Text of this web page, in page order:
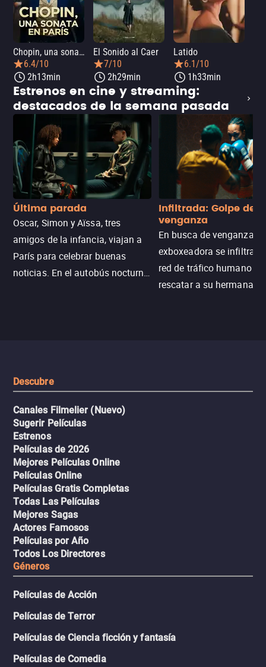
Chopin, una sonata en París
6.4/10
2h13min
El Sonido al Caer
7/10
2h29min
Latido
6.1/10
1h33min
Estrenos en cine y streaming:
destacados de la semana pasada
Última parada
Oscar, Simon y Aïssa, tres
amigos de la infancia, viajan a
París para celebrar buenas
noticias. En el autobús nocturno
Infiltrada: Golpe de
venganza
En busca de venganza,
exboxeadora se infiltra
red de tráfico humano
rescatar a su hermana
Descubre
Canales Filmelier (Nuevo)
Sugerir Películas
Estrenos
Películas de 2026
Mejores Películas Online
Películas Online
Películas Gratis Completas
Todas Las Películas
Mejores Sagas
Actores Famosos
Películas por Año
Todos Los Directores
Géneros
Películas de Acción
Películas de Terror
Películas de Ciencia ficción y fantasía
Películas de Comedia